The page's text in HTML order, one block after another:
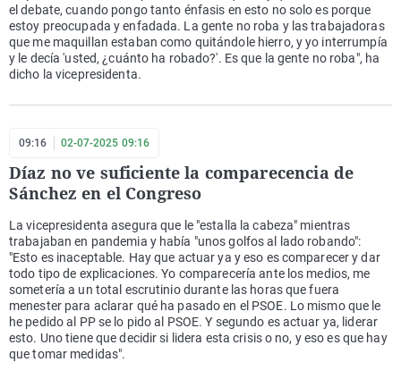
el debate, cuando pongo tanto énfasis en esto no solo es porque
estoy preocupada y enfadada. La gente no roba y las trabajadoras
que me maquillan estaban como quitándole hierro, y yo interrumpía
y le decía 'usted, ¿cuánto ha robado?'. Es que la gente no roba", ha
dicho la vicepresidenta.
09:16 02-07-2025 09:16
Díaz no ve suficiente la comparecencia de
Sánchez en el Congreso
La vicepresidenta asegura que le "estalla la cabeza" mientras
trabajaban en pandemia y había "unos golfos al lado robando":
"Esto es inaceptable. Hay que actuar ya y eso es comparecer y dar
todo tipo de explicaciones. Yo comparecería ante los medios, me
sometería a un total escrutinio durante las horas que fuera
menester para aclarar qué ha pasado en el PSOE. Lo mismo que le
he pedido al PP se lo pido al PSOE. Y segundo es actuar ya, liderar
esto. Uno tiene que decidir si lidera esta crisis o no, y eso es que hay
que tomar medidas".